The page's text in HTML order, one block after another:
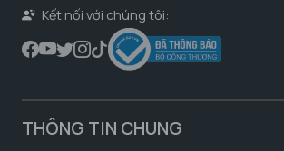
Kết nối với chúng tôi:
THÔNG TIN CHUNG